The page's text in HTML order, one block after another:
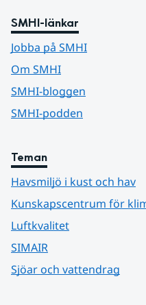
SMHI-länkar
Jobba på SMHI
Om SMHI
SMHI-bloggen
SMHI-podden
Teman
Havsmiljö i kust och hav
Kunskapscentrum för
Luftkvalitet
SIMAIR
Sjöar och vattendrag